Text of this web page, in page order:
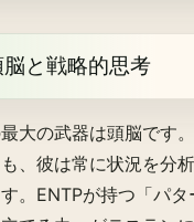
と戦略的思考
大の武器は頭脳です
、彼は常に状況を分
。ENTPが持つ「パ